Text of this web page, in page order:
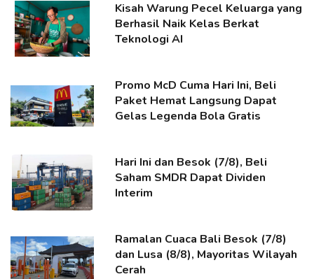
Kisah Warung Pecel Keluarga yang
Berhasil Naik Kelas Berkat
Teknologi AI
Promo McD Cuma Hari Ini, Beli
Paket Hemat Langsung Dapat
Gelas Legenda Bola Gratis
Hari Ini dan Besok (7/8), Beli
Saham SMDR Dapat Dividen
Interim
Ramalan Cuaca Bali Besok (7/8)
dan Lusa (8/8), Mayoritas Wilayah
Cerah